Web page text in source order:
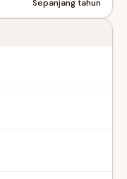
Sepanjang tahun